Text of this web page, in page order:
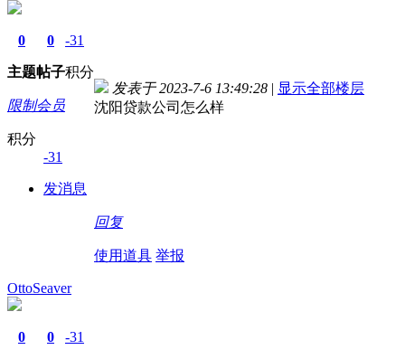
0
主题
0
帖子
-31
积分
限制会员
积分
-31
发消息
发表于 2023-7-6 13:49:28 | 显示全部楼层
沈阳贷款公司怎么样
回复
使用道具 举报
OttoSeaver
0 0 -31